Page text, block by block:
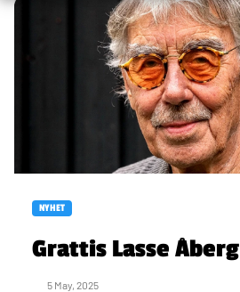
NYHET
Grattis Lasse Åberg
5 May, 2025